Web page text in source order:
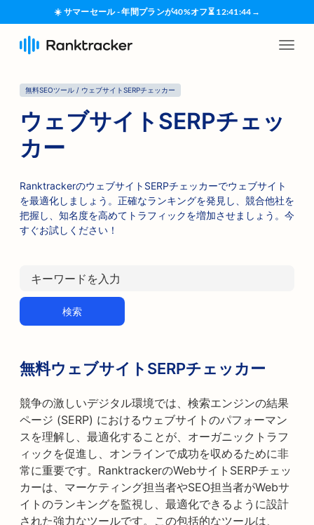
☀️ サマーセール - 年間プランが40%オフ⏳ 12:41:44 →
無料SEOツール / ウェブサイトSERPチェッカー
ウェブサイトSERPチェッ
カー
RanktrackerのウェブサイトSERPチェッカーでウェブサイト
を最適化しましょう。正確なランキングを発見し、競合他社を
把握し、知名度を高めてトラフィックを増加させましょう。今
すぐお試しください！
検索
無料ウェブサイトSERPチェッカー
競争の激しいデジタル環境では、検索エンジンの結果
ページ (SERP) におけるウェブサイトのパフォーマン
スを理解し、最適化することが、オーガニックトラフ
ィックを促進し、オンラインで成功を収めるために非
常に重要です。RanktrackerのWebサイトSERPチェッ
カーは、マーケティング担当者やSEO担当者がWebサ
イトのランキングを監視し、最適化できるように設計
された強力なツールです。この包括的なツールは、